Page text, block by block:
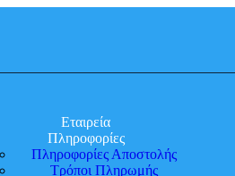
Εταιρεία
Πληροφορίες
Πληροφορίες Αποστολής
Τρόποι Πληρωμής